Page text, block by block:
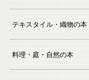
テキスタイル・織物の本
料理・庭・自然の本